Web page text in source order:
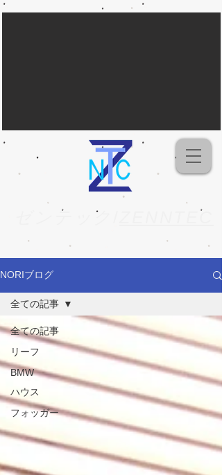
ゼンテック ZENNTEC
NORIブログ
全ての記事
リーフ
BMW
ハウス
フォッガー
全ての記事